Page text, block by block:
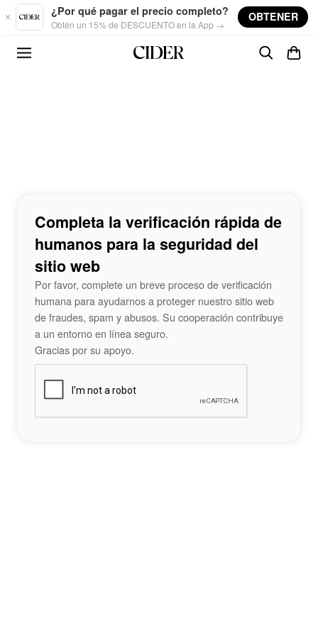
Skip to main content
¿Por qué pagar el precio completo?
Obtén un 15% de DESCUENTO en la App →
OBTENER
Completa la verificación rápida de
humanos para la seguridad del
sitio web
Por favor, complete un breve proceso de verificación
humana para ayudarnos a proteger nuestro sitio web
de fraudes, spam y abusos. Su cooperación contribuye
a un entorno en línea seguro.
Gracias por su apoyo.